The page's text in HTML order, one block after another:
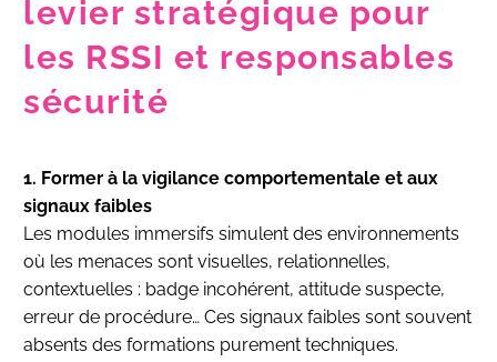
levier stratégique pour
les RSSI et responsables
sécurité
1. Former à la vigilance comportementale et aux
signaux faibles
Les modules immersifs simulent des environnements
où les menaces sont visuelles, relationnelles,
contextuelles : badge incohérent, attitude suspecte,
erreur de procédure… Ces signaux faibles sont souvent
absents des formations purement techniques.